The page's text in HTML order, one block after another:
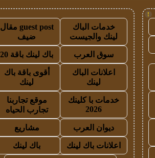
!
خدمات الباك
لينك والجيست
guest post مقال
ضيف
سوق العرب باك لينك باقة 20
اعلانات الباك
لينك
أقوى باقة باك
لينك
خدمات با كلينك
2026
موقع تجاربنا
تجارب الحياه
ديوان العرب مشاريع
اعلانات باك لينك باك لينك